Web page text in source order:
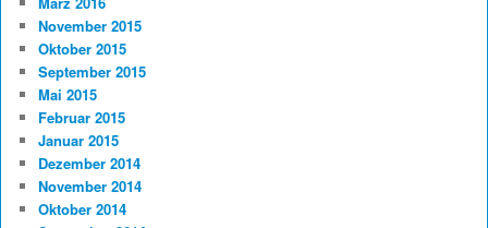
November 2015
Oktober 2015
September 2015
Mai 2015
Februar 2015
Januar 2015
Dezember 2014
November 2014
Oktober 2014